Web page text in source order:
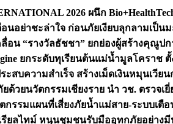
2026 ผนึก
นอย่าชะล่าใจ ก่อนภัยเงียบลุกลามเป็นม
อน “รางวัลธัชชา” ยกย่องผู้สร้างคุณู
ยกระดับทุเรียนต้นแม่น้ำมูลโคราช
ะสบความสำเร็จ สร้างเม็ดเงินหมุนเวี
ยด้วยนวัตกรรมเชียงราย นำ วช. ตรวจ
กรรมแผนที่เสี่ยงภัยน้ำแม่สาย-ระบบเ
รียลไทม์ หนุนชุมชนรับมืออุทกภัยอย่าง